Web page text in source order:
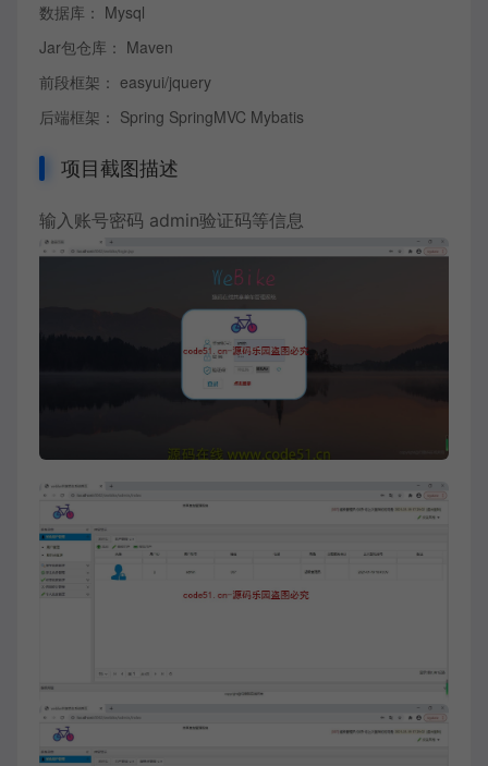
数据库： Mysql
Jar包仓库： Maven
前段框架： easyui/jquery
后端框架： Spring SpringMVC Mybatis
项目截图描述
输入账号密码 admin验证码等信息